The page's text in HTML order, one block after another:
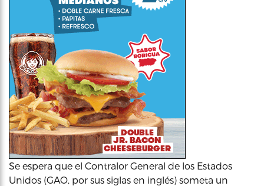
Se espera que el Contralor General de los Estados
Unidos (GAO, por sus siglas en inglés) someta un